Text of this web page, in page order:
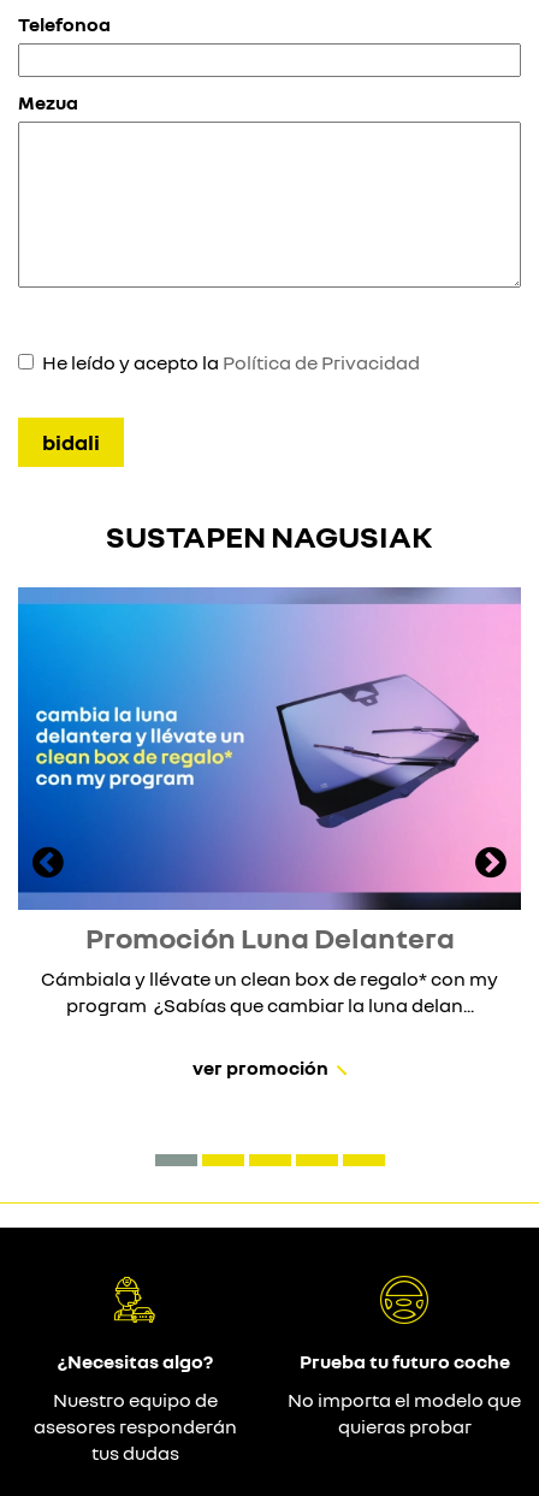
Telefonoa
Mezua
He leído y acepto la Política de Privacidad
SUSTAPEN NAGUSIAK
Promoción Luna Delantera
Cámbiala y llévate un clean box de regalo* con my
program ¿Sabías que cambiar la luna delan...
ver promoción
¿Necesitas algo?
Nuestro equipo de
asesores responderán
tus dudas
Prueba tu futuro coche
No importa el modelo que
quieras probar